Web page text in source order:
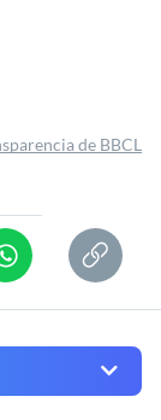
de BBCL